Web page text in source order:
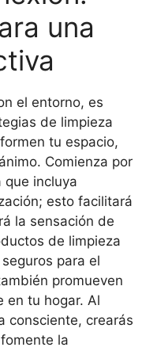
una
el entorno, es
de limpieza
tu espacio,
Comienza por
que incluya
esto facilitará
la sensación de
de limpieza
para el
promueven
en tu hogar. Al
consciente, crearás
la